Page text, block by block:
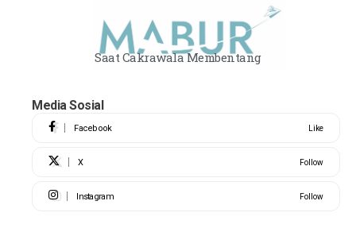
Saat Cakrawala Membentang
Media Sosial
Facebook Like
X Follow
Instagram Follow